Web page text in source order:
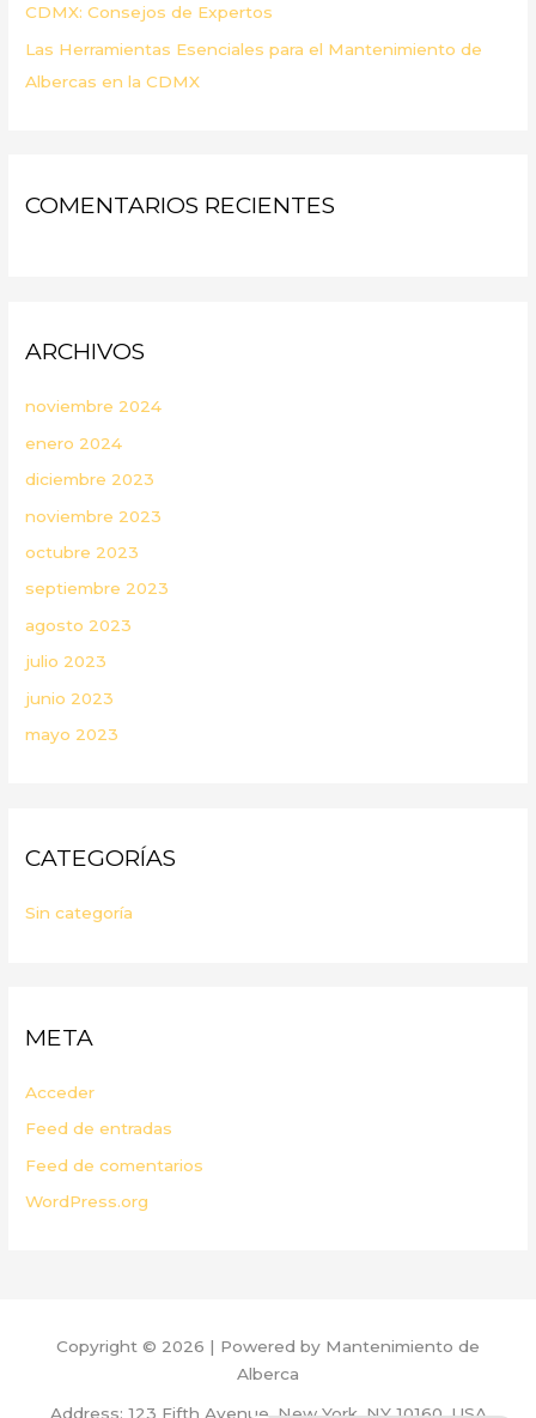
CDMX: Consejos de Expertos
Las Herramientas Esenciales para el Mantenimiento de
Albercas en la CDMX
COMENTARIOS RECIENTES
ARCHIVOS
noviembre 2024
enero 2024
diciembre 2023
noviembre 2023
octubre 2023
septiembre 2023
agosto 2023
julio 2023
junio 2023
mayo 2023
CATEGORÍAS
Sin categoría
META
Acceder
Feed de entradas
Feed de comentarios
WordPress.org
Copyright © 2026 | Powered by Mantenimiento de
Alberca
Address: 123 Fifth Avenue, New York, NY 10160, USA